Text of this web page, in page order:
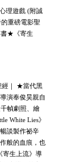
理遊戲 (附誠
重磅電影聖
書★《寄生
經｜ ★當代黑
演奉俊昊親自
幀劇照、繪
White Lies》
談製作祕辛
般的血痕，也
寄生上流》導